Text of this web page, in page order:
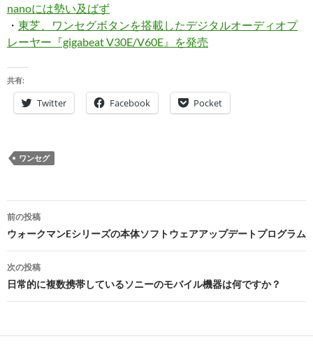
nanoには勢い及ばず
・ 東芝、ワンセグボタンを搭載したデジタルオーディオプ
レーヤー『gigabeat V30E/V60E』を発売
共有:
Twitter Facebook Pocket
ワンセグ
投
稿
ナ
ビ
ゲ
ー
前の投稿
ウォークマンEシリーズの本体ソフトウェアアップデートプログラム
次の投稿
日常的に複数携帯しているソニーのモバイル機器は何ですか？